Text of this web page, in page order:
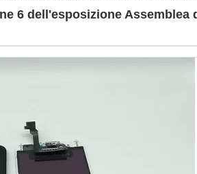
6 dell'esposizione